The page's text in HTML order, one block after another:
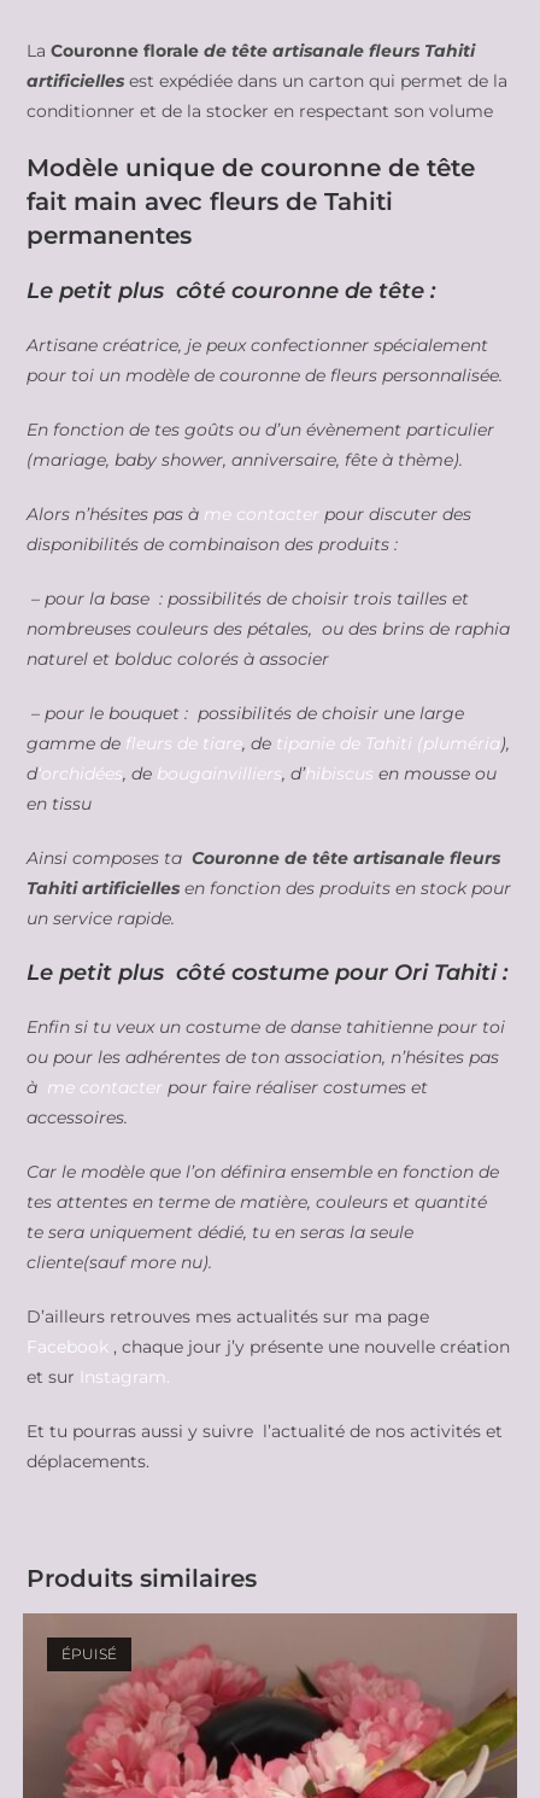
LaCouronne floralede tête artisanale fleurs Tahiti
artificiellesest expédiée dans un carton qui permet de la
conditionner et de la stocker en respectant son volume
Modèle unique de couronne de tête
fait main avec fleurs de Tahiti
permanentes
Le petit plus côté couronne de tête :
Artisane créatrice, je peux confectionner spécialement
pour toi un modèle de couronne de fleurs personnalisée.
En fonction de tes goûts ou d’un évènement particulier
(mariage, baby shower, anniversaire, fête à thème).
Alors n’hésites pas à me contacter pour discuter des
disponibilités de combinaison des produits :
– pour la base : possibilités de choisir trois tailles et
nombreuses couleurs des pétales, ou des brins de raphia
naturel et bolduc colorés à associer
– pour le bouquet : possibilités de choisir une large
gamme de fleurs de tiare, de tipanie de Tahiti (pluméria),
d‘orchidées, de bougainvilliers, d’hibiscus en mousse ou
en tissu
Ainsi composes taCouronne de tête artisanale fleurs
Tahiti artificielles en fonction des produits en stock pour
un service rapide.
Le petit plus côté costume pour Ori Tahiti :
Enfin si tu veux un costume de danse tahitienne pour toi
ou pour les adhérentes de ton association, n’hésites pas
à me contacter pour faire réaliser costumes et
accessoires.
Car le modèle que l’on définira ensemble en fonction de
tes attentes en terme de matière, couleurs et quantité
te sera uniquement dédié, tu en seras la seule
cliente(sauf more nu).
D’ailleurs retrouves mes actualités sur ma page
Facebook , chaque jour j’y présente une nouvelle création
et sur Instagram.
Et tu pourras aussi y suivre l’actualité de nos activités et
déplacements.
Produits similaires
ÉPUISÉ